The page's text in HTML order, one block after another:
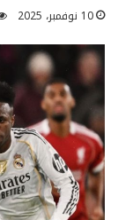
10 نوفمبر، 2025